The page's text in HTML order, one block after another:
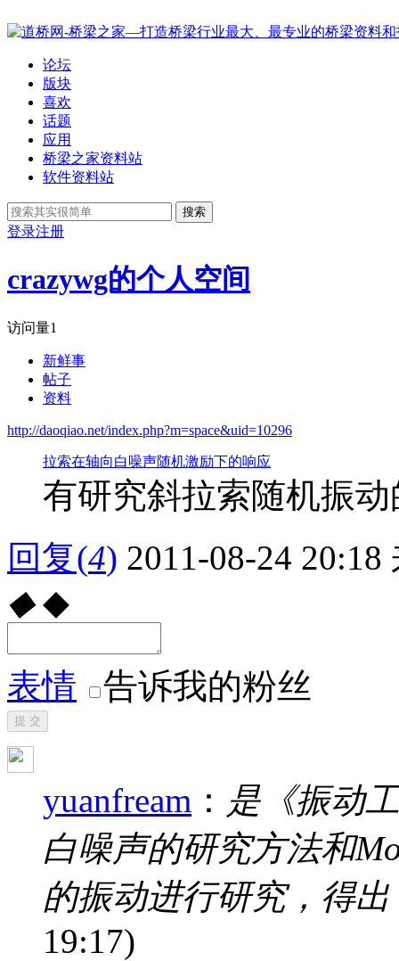
论坛
版块
喜欢
话题
应用
桥梁之家资料站
软件资料站
搜索
登录注册
crazywg的个人空间
访问量1
新鲜事
帖子
资料
http://daoqiao.net/index.php?m=space&uid=10296
拉索在轴向白噪声随机激励下的响应
有研究斜拉索随机振
回复(4) 2011-08-24 20:18
◆ ◆
表情 告诉我的粉丝
提 交
yuanfream ： 是《振动
白噪声的研究方法和
的振动进行研究，得
19:17)